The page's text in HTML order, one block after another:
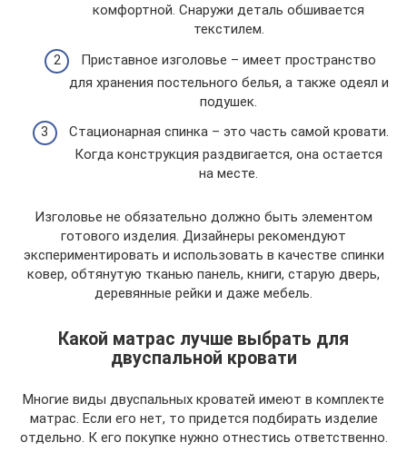
комфортной. Снаружи деталь обшивается
текстилем.
Приставное изголовье – имеет пространство
для хранения постельного белья, а также одеял и
подушек.
Стационарная спинка – это часть самой кровати.
Когда конструкция раздвигается, она остается
на месте.
Изголовье не обязательно должно быть элементом
готового изделия. Дизайнеры рекомендуют
экспериментировать и использовать в качестве спинки
ковер, обтянутую тканью панель, книги, старую дверь,
деревянные рейки и даже мебель.
Какой матрас лучше выбрать для
двуспальной кровати
Многие виды двуспальных кроватей имеют в комплекте
матрас. Если его нет, то придется подбирать изделие
отдельно. К его покупке нужно отнестись ответственно.